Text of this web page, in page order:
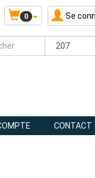
Se
0
CONTACT